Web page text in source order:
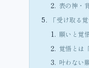
表の神・
「受け取る
願いと覚
覚悟とは
叶わない